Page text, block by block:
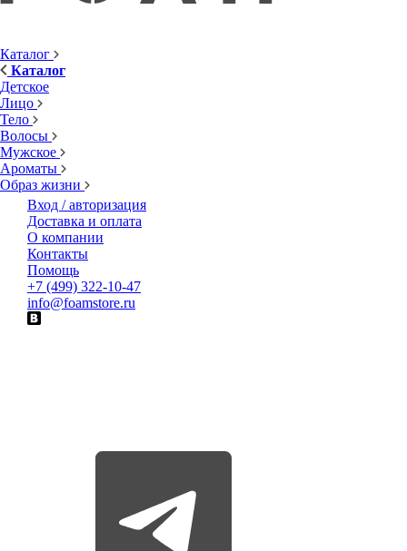
Каталог
Каталог
Детское
Лицо
Тело
Волосы
Мужское
Ароматы
Образ жизни
Вход / авторизация
Доставка и оплата
О компании
Контакты
Помощь
+7 (499) 322-10-47
info@foamstore.ru